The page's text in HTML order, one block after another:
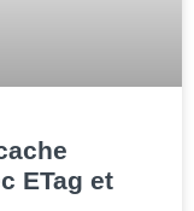
ETag et